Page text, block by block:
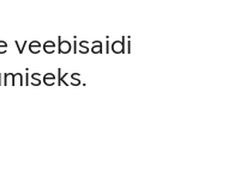
veebisaidi